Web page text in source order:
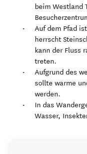
beim Westland
Auf dem Pfad
herrscht
kann der Fluss
treten.
Aufgrund des
sollte warme
werden.
In das
Wasser,